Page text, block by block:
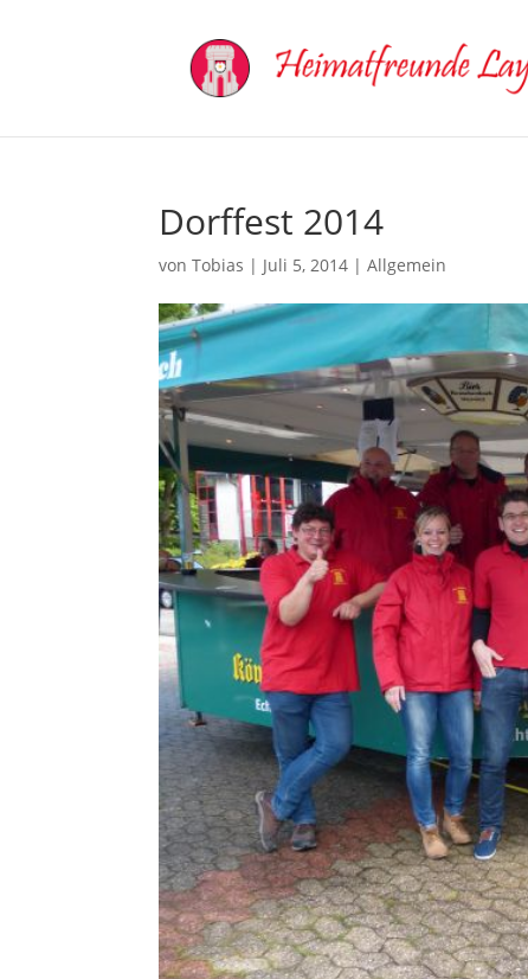
Dorffest 2014
vonTobias | Juli 5, 2014 |Allgemein